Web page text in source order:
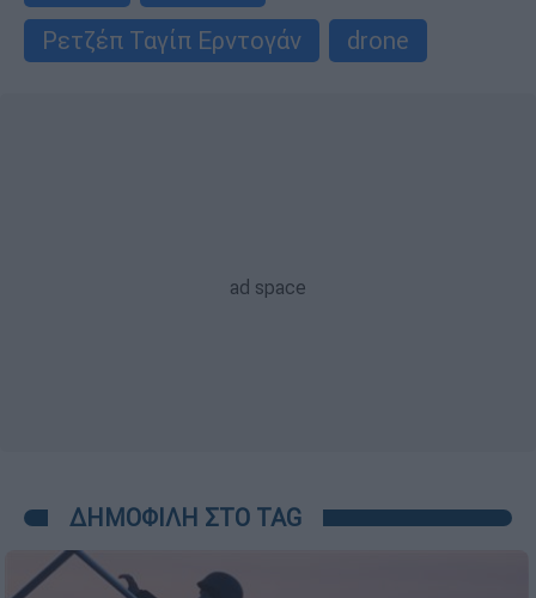
Ρετζέπ Ταγίπ Ερντογάν
drone
ΔΗΜΟΦΙΛΗ ΣΤΟ TAG